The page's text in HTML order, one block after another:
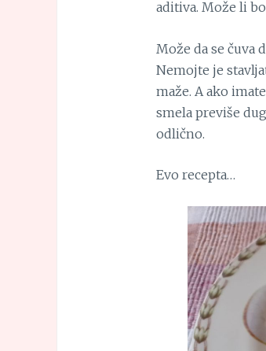
aditiva. Može li
Može da se čuva
Nemojte je
maže. A ako
smela previše
odlično.
Evo recepta…